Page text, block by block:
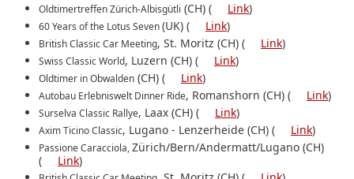
Oldtimertreffen Zürich-Albisgütli (CH) ( Link)
60 Years of the Lotus Seven(UK) ( Link)
British Classic Car Meeting, St. Moritz (CH) ( Link)
Swiss Classic World, Luzern (CH) ( Link)
Oldtimer in Obwalden (CH) ( Link)
Autobau Erlebniswelt Dinner Ride, Romanshorn (CH) ( Link)
Surselva Classic Rallye, Laax (CH) ( Link)
Axim Ticino Classic, Lugano - Lenzerheide (CH) ( Link)
Passione Caracciola,Zürich/Bern/Andermatt/Lugano (CH)
(
Link)